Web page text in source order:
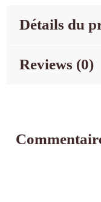
Détails du
Reviews (0)